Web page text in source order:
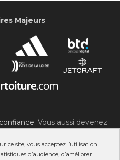
ce site, vous acceptez l’utilisation
d’audience, d’améliorer
Majeurs
Vous aussi devenez